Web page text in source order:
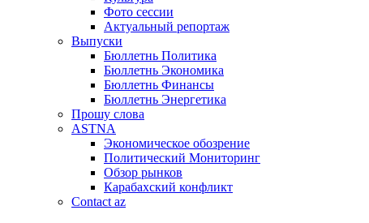
Фото сессии
Актуальный репортаж
Выпуски
Бюллетнь Политика
Бюллетнь Экономика
Бюллетнь Финансы
Бюллетнь Энергетика
Прошу слова
ASTNA
Экономическое обозрение
Политический Мониторинг
Обзор рынков
Карабахский конфликт
Contact az